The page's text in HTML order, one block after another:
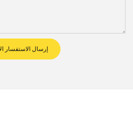
إرسال الاستفسار